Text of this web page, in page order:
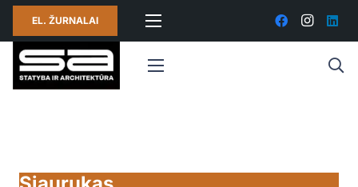
EL. ŽURNALAI